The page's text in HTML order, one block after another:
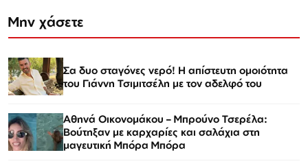
Μην χάσετε
Σα δυο σταγόνες νερό! Η απίστευτη ομοιότητα
του Γιάννη Τσιμιτσέλη με τον αδελφό του
Αθηνά Οικονομάκου – Μπρούνο Τσερέλα:
Βούτηξαν με καρχαρίες και σαλάχια στη
μαγευτική Μπόρα Μπόρα